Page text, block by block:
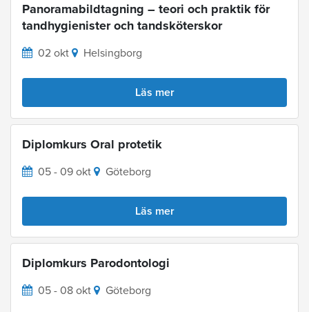
Panoramabildtagning – teori och praktik för
tandhygienister och tandsköterskor
02 okt Helsingborg
Läs mer
Diplomkurs Oral protetik
05 - 09 okt Göteborg
Läs mer
Diplomkurs Parodontologi
05 - 08 okt Göteborg